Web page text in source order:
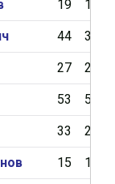
19 1
44 3
27 2
53 5
33 2
15 1